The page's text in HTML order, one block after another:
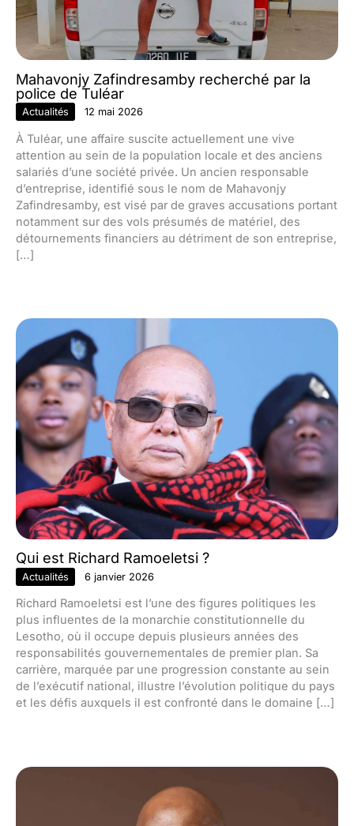
Mahavonjy Zafindresamby recherché par la
police de Tuléar
Actualités 12 mai 2026
À Tuléar, une affaire suscite actuellement une vive
attention au sein de la population locale et des anciens
salariés d’une société privée. Un ancien responsable
d’entreprise, identifié sous le nom de Mahavonjy
Zafindresamby, est visé par de graves accusations portant
notamment sur des vols présumés de matériel, des
détournements financiers au détriment de son entreprise,
[…]
Qui est Richard Ramoeletsi ?
Actualités 6 janvier 2026
Richard Ramoeletsi est l’une des figures politiques les
plus influentes de la monarchie constitutionnelle du
Lesotho, où il occupe depuis plusieurs années des
responsabilités gouvernementales de premier plan. Sa
carrière, marquée par une progression constante au sein
de l’exécutif national, illustre l’évolution politique du pays
et les défis auxquels il est confronté dans le domaine […]